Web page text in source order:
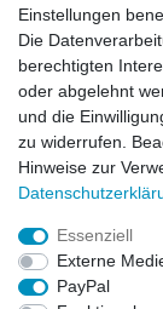
Einstellungen
Die
berechtigten
oder abgelehnt
und die
zu widerrufen.
Hinweise zur
Essenziell
Externe
PayPal